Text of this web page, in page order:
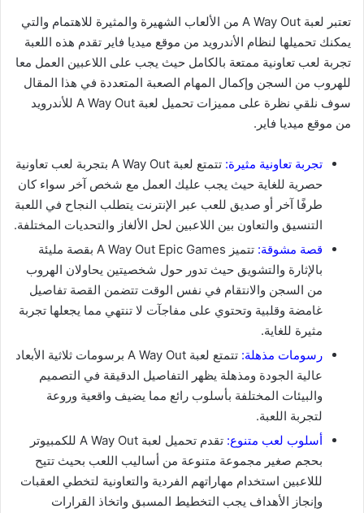
تعتبر لعبة A Way Out من الألعاب الشهيرة والمثيرة للاهتمام والتي
يمكنك تحميلها لنظام الأندرويد من موقع ميديا فاير تقدم هذه اللعبة
تجربة لعب تعاونية ممتعة بالكامل حيث يجب على اللاعبين العمل معا
للهروب من السجن وإكمال المهام الصعبة المتعددة في هذا المقال
سوف نلقي نظرة على مميزات تحميل لعبة A Way Out للأندرويد
من موقع ميديا فاير.
تجربة تعاونية مثيرة:
تتمتع لعبة A Way Out بتجربة لعب تعاونية
حصرية للغاية حيث يجب عليك العمل مع شخص آخر سواء كان
طرفًا آخر أو صديق للعب عبر الإنترنت يتطلب النجاح في اللعبة
التنسيق والتعاون بين اللاعبين لحل الألغاز والتحديات المختلفة.
قصة مشوقة:
تتميز A Way Out Epic Games بقصة مليئة
بالإثارة والتشويق حيث تدور حول شخصيتين يحاولان الهروب
من السجن والانتقام في نفس الوقت تتضمن القصة تفاصيل
غامضة وقلبية وتحتوي على مفاجآت لا تنتهي مما يجعلها تجربة
مثيرة للغاية.
رسومات مذهلة:
تتمتع لعبة A Way Out برسومات ثلاثية الأبعاد
عالية الجودة ومذهلة يظهر التفاصيل الدقيقة في التصميم
والبيئات المختلفة بأسلوب رائع مما يضيف واقعية وروعة
لتجربة اللعبة.
أسلوب لعب متنوع:
تقدم تحميل لعبة A Way Out للكمبيوتر
بحجم صغير مجموعة متنوعة من أساليب اللعب بحيث تتيح
لللاعبين استخدام مهاراتهم الفردية والتعاونية لتخطي العقبات
وإنجاز الأهداف يجب التخطيط المسبق واتخاذ القرارات